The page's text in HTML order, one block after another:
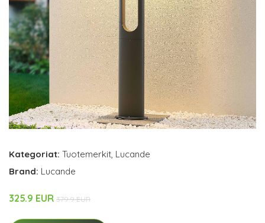
Kategoriat: Tuotemerkit, Lucande
Brand: Lucande
325.9 EUR 379.9 EUR